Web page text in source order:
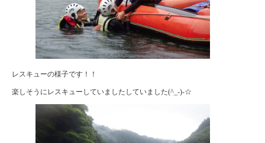
レスキューの様子です！！
楽しそうにレスキューしていましたしていました(^_-)-☆